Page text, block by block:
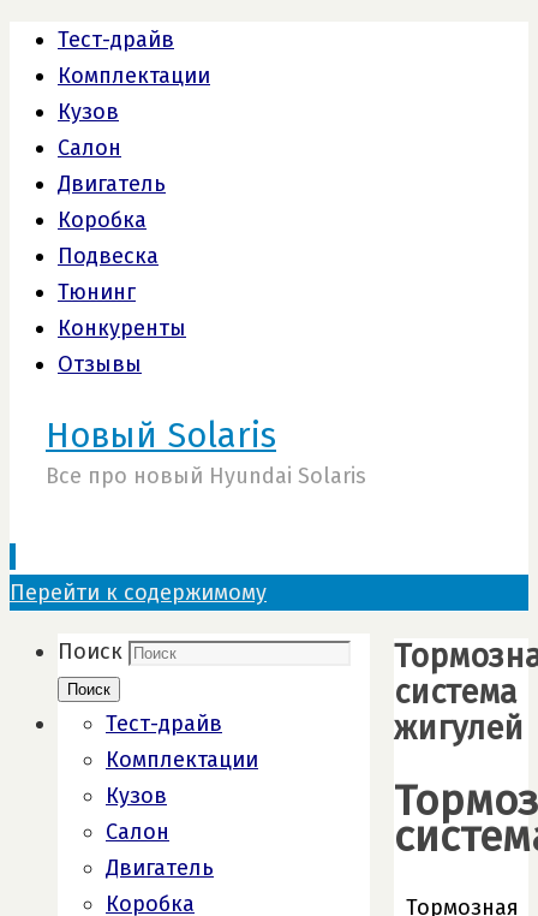
Тест-драйв
Комплектации
Кузов
Салон
Двигатель
Коробка
Подвеска
Тюнинг
Конкуренты
Отзывы
Новый Solaris
Все про новый Hyundai Solaris
Перейти к содержимому
система
жигулей
Тормозная
Поиск
Поиск
Тест-драйв
Комплектации
Кузов
Салон
Двигатель
Коробка